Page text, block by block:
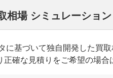
相場 シミュレーション
に基づいて独自開発した買
確な見積りをご希望の場